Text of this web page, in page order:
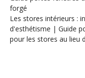
forgé
Les stores intérieurs :
d'esthétisme | Guide
pour les stores au lieu